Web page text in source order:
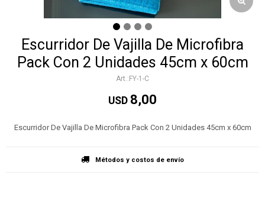
Escurridor De Vajilla De Microfibra
Pack Con 2 Unidades 45cm x 60cm
FY-1-C
USD 8,00
Escurridor De Vajilla De Microfibra Pack Con 2 Unidades 45cm x 60cm
Métodos y costos de envío